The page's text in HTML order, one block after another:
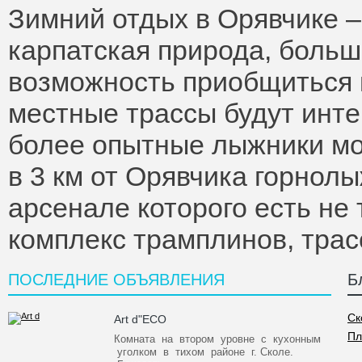
Зимний отдых в Орявчике
карпатская природа,
возможность
местные трассы будут
более опытные лыжники
в 3 км от Орявчика
арсенале которого есть
комплекс трамплинов,
ПОСЛЕДНИЕ ОБЪЯВЛЕНИЯ
Art d"ECO
Комната на втором уровне с кухонным
уголком в тихом районе г. Сколе.